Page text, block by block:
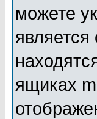
можете
ящиках